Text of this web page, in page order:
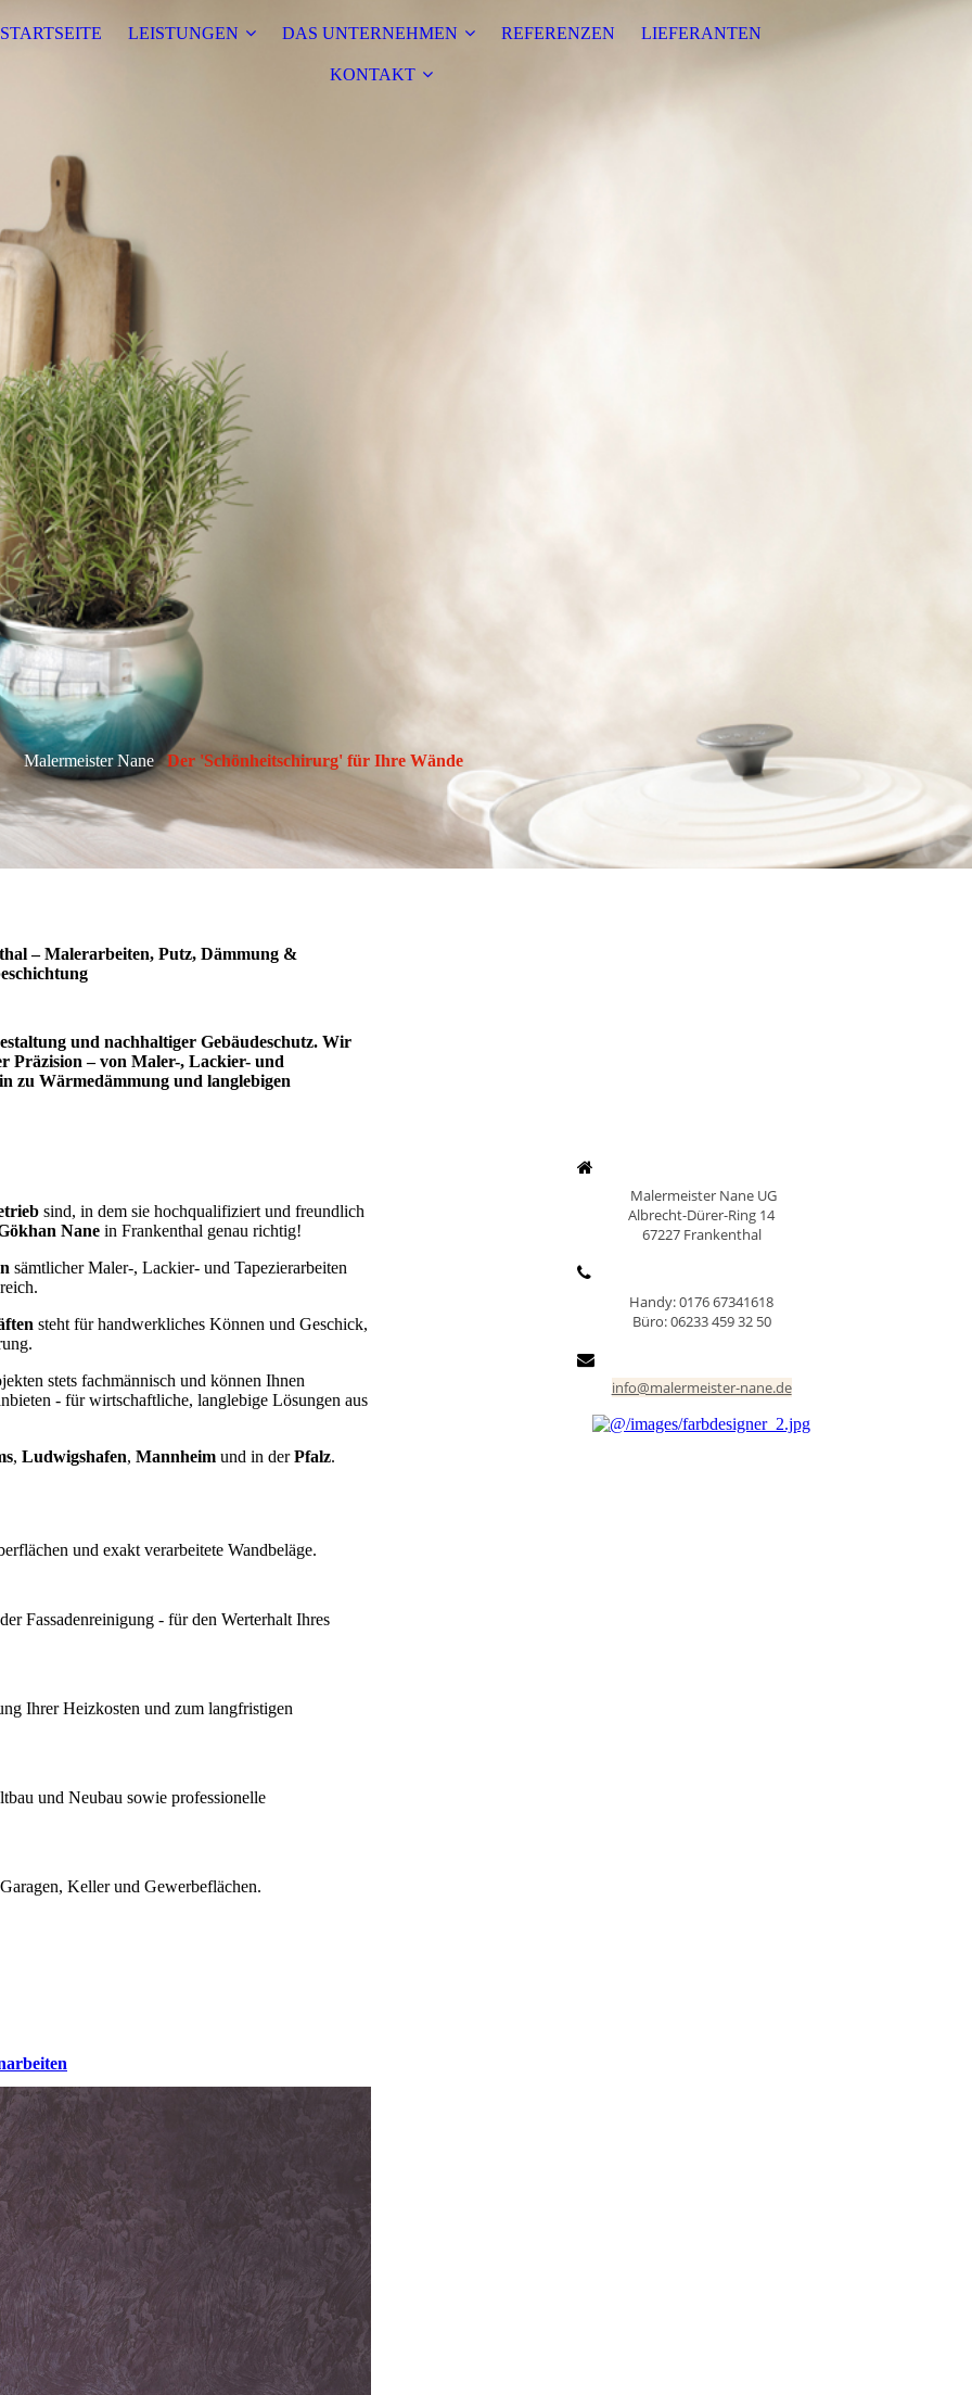
STARTSEITE LEISTUNGEN DAS UNTERNEHMEN REFERENZEN LIEFERANTEN
KONTAKT
Malermeister Nane Der 'Schönheitschirurg' für Ihre Wände
– Malerarbeiten, Putz, Dämmung &
und nachhaltiger Gebäudeschutz. Wir
Präzision – von Maler-, Lackier- und
zu Wärmedämmung und langlebigen
sind, in dem sie hochqualifiziert und freundlich
Nanein Frankenthal genau richtig!
sämtlicher Maler-, Lackier- und Tapezierarbeiten
steht für handwerkliches Können und Geschick,
stets fachmännisch und können Ihnen
- für wirtschaftliche, langlebige Lösungen aus
,Ludwigshafen,Mannheim und in derPfalz.
und exakt verarbeitete Wandbeläge.
Fassadenreinigung - für den Werterhalt Ihres
Ihrer Heizkosten und zum langfristigen
und Neubau sowie professionelle
Keller und Gewerbeflächen.
Malermeister Nane UG
Albrecht-Dürer-Ring 14
67227 Frankenthal
Handy: 0176 67341618
Büro: 06233 459 32 50
info@malermeister-nane.de